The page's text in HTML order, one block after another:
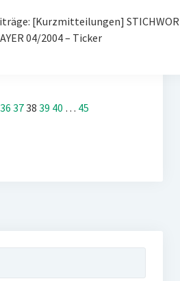
[Kurzmitteilungen]
04/2004 – Ticker
36 3738 39 40 … 45